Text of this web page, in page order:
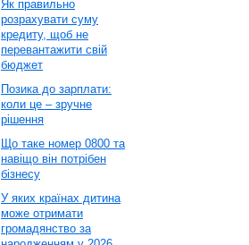
Як правильно
розрахувати суму
кредиту, щоб не
перевантажити свій
бюджет
Позика до зарплати:
коли це – зручне
рішення
Що таке номер 0800 та
навіщо він потрібен
бізнесу
У яких країнах дитина
може отримати
громадянство за